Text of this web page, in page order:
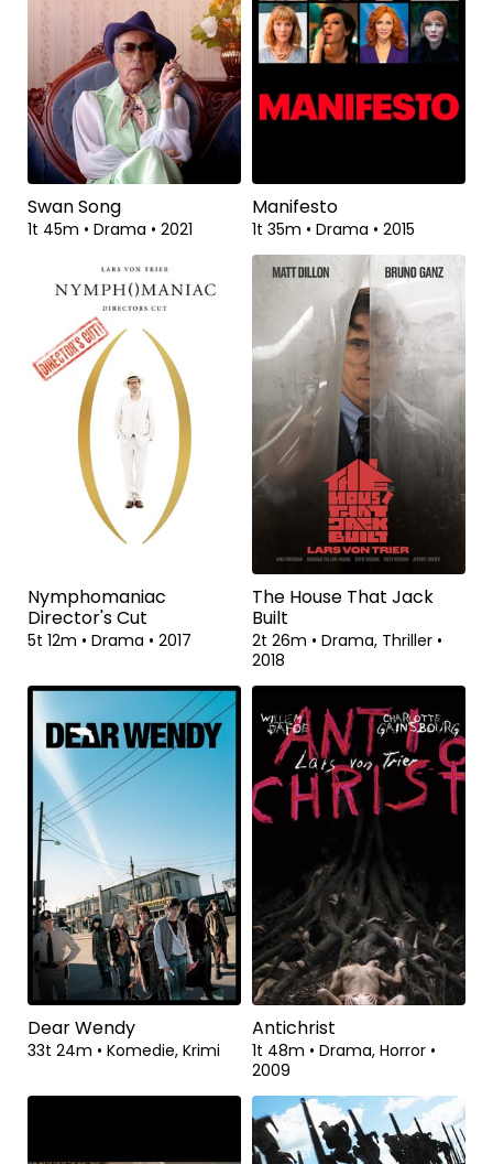
Swan Song
1t 45m • Drama • 2021
Manifesto
1t 35m • Drama • 2015
Nymphomaniac
Director's Cut
5t 12m • Drama • 2017
The House That Jack
Built
2t 26m • Drama, Thriller •
2018
Dear Wendy
33t 24m • Komedie, Krimi
Antichrist
1t 48m • Drama, Horror •
2009